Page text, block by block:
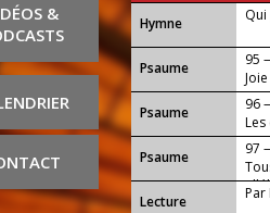
&
...
Hymne
Psaume
95
Psaume
96
Psaume
97
Lecture
Par